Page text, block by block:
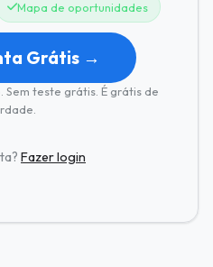
Mapa de oportunidades
Grátis →
teste grátis. É grátis de
Fazer login